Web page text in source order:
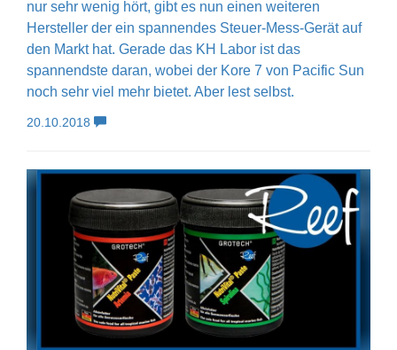
nur sehr wenig hört, gibt es nun einen weiteren
Hersteller der ein spannendes Steuer-Mess-Gerät auf
den Markt hat. Gerade das KH Labor ist das
spannendste daran, wobei der Kore 7 von Pacific Sun
noch sehr viel mehr bietet. Aber lest selbst.
20.10.2018